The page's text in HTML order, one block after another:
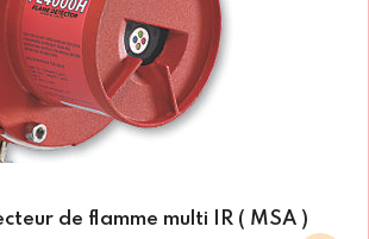
de flamme multi IR ( MSA )